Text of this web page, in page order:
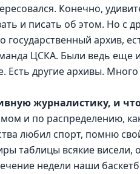
Конечно,
и писать об этом. Но с
государственный архив,
ЦСКА. Были ведь еще
Есть другие архивы.
журналистику, и
и по распределению,
любил спорт, помню
таблицы всякие
недели наши